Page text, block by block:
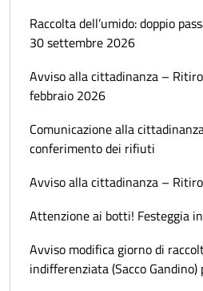
Raccolta dell’umido: doppio
30 settembre 2026
Avviso alla cittadinanza –
febbraio 2026
Comunicazione alla
conferimento dei rifiuti
Avviso alla cittadinanza –
Attenzione ai botti! Festeggia
Avviso modifica giorno di
indifferenziata (Sacco